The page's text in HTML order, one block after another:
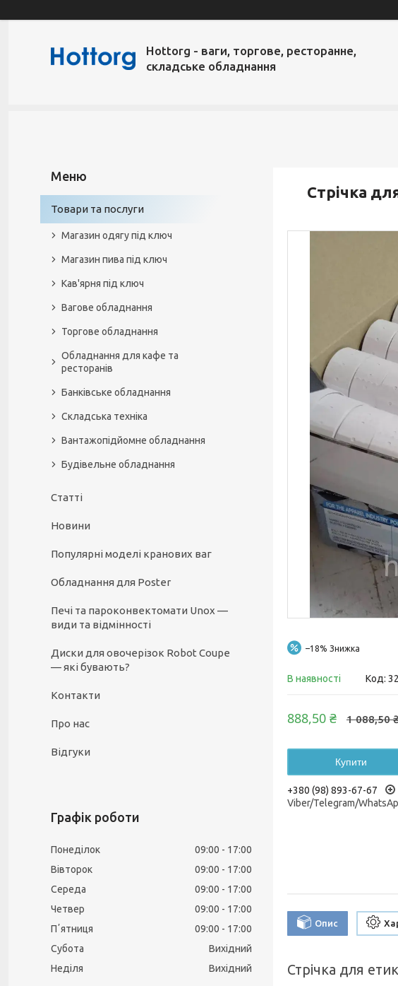
Hottorg - ваги, торгове, ресторанне,
складське обладнання
Стрічка
–18%
В наявності Код:
1 088,50
888,50 ₴
Купити
+380 (98) 893-67-67
Viber/Telegram/
Опис
Стрічка для
Товари та послуги
Магазин одягу під ключ
Магазин пива під ключ
Кав'ярня під ключ
Вагове обладнання
Торгове обладнання
Обладнання для кафе та
ресторанів
Банківське обладнання
Складська техніка
Вантажопідйомне обладнання
Будівельне обладнання
Статті
Новини
Популярні моделі кранових ваг
Обладнання для Poster
Печі та пароконвектомати Unox —
види та відмінності
Диски для овочерізок Robot Coupe
— які бувають?
Контакти
Про нас
Відгуки
Графік роботи
Понеділок 09:00
17:00
Вівторок
09:00
17:00
Середа
09:00
17:00
Четвер
09:00
17:00
Пʼятниця
09:00
17:00
Субота
Вихідний
Неділя
Вихідний